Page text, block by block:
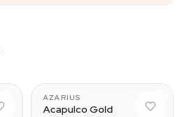
AZARIUS
Acapulco Gold